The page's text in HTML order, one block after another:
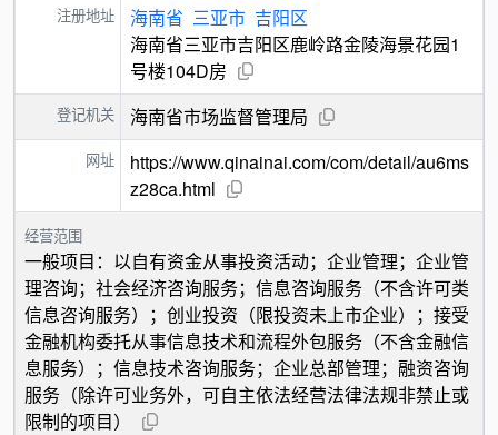
注册地址 海南省 三亚市 吉阳区
海南省三亚市吉阳区鹿岭路金陵海景花园1
号楼104D房
登记机关 海南省市场监督管理局
网址
https://www.qinainai.com/com/detail/au6ms
z28ca.html
经营范围
一般项目：以自有资金从事投资活动；企业管理；企业管
理咨询；社会经济咨询服务；信息咨询服务（不含许可类
信息咨询服务）；创业投资（限投资未上市企业）；接受
金融机构委托从事信息技术和流程外包服务（不含金融信
息服务）；信息技术咨询服务；企业总部管理；融资咨询
服务（除许可业务外，可自主依法经营法律法规非禁止或
限制的项目）